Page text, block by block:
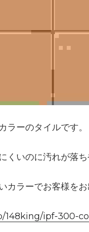
ラーのタイルです。
いのに汚れが落
カラーでお客様を
148king/ipf-300-